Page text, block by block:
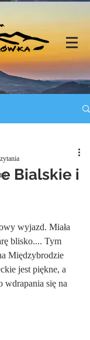
Bialskie i
wyjazd. Miała
blisko.... Tym
Międzybrodzie
jest piękne, a
wdrapania się na